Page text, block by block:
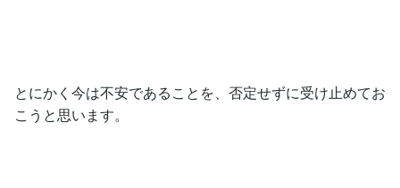
とにかく今は不安であることを、否定せずに受け止めてお
こうと思います。